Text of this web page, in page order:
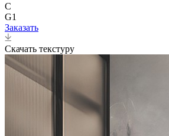
C
G1
Заказать
Скачать текстуру